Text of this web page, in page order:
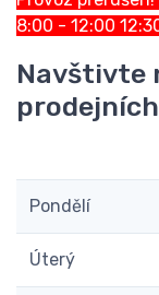
8:00 - 12:00
Navštivte
Pondělí
Úterý